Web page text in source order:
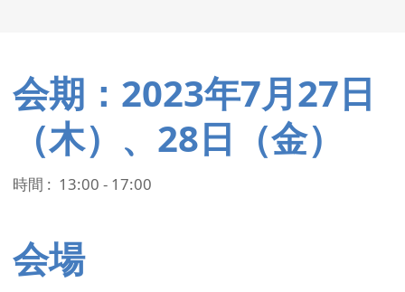
会期：2023年7月27日
（木）、28日（金）
時間 : 13:00 - 17:00
会場